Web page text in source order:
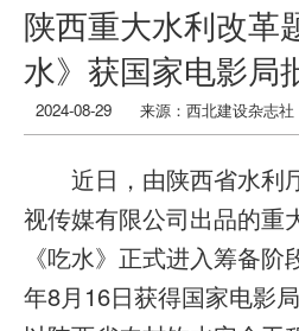
陕西重大水利改革
水》获国家电影局
2024-08-29 来源： 西北建设杂志社
近日，由陕西省水利
视传媒有限公司出品的重
《吃水》正式进入筹备
年8月16日获得国家电影